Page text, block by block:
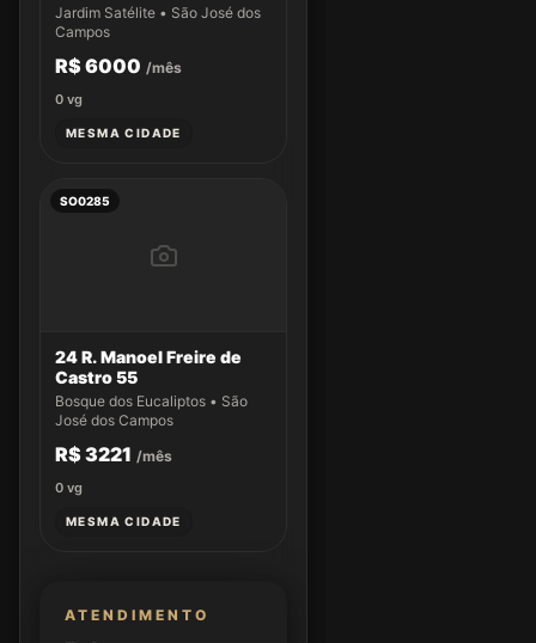
Jardim Satélite • São José dos
Campos
R$ 6000 /mês
0 vg
MESMA CIDADE
SO0285
24 R. Manoel Freire de
Castro 55
Bosque dos Eucaliptos • São
José dos Campos
R$ 3221 /mês
0 vg
MESMA CIDADE
ATENDIMENTO